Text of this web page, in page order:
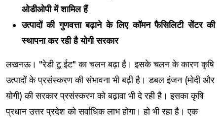
ओडीओपी में शामिल हैं
उत्पादों की गुणवत्ता बढ़ाने के लिए कॉमन फैसिलिटी सेंटर की
स्थापना कर रही है योगी सरकार
लखनऊ। "रेडी टू ईट" का चलन बढ़ा है। इसके चलन के कारण कृषि
उत्पादों के प्रसंस्करण की संभावना भी बढ़ी है। डबल इंजन (मोदी और
योगी) की सरकार प्रसंस्करण को बढ़ावा भी दे रही है। इसका कृषि
प्रधान उत्तर प्रदेश को सर्वाधिक लाभ होगा। हो भी रहा है। एक